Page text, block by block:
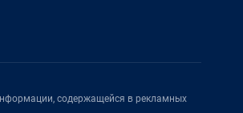
содержащейся в рекламных